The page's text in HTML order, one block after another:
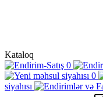
Kataloq
siyahısı